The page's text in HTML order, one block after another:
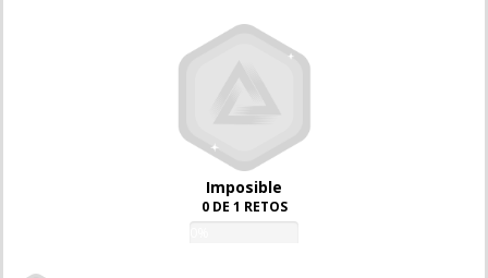
Imposible
0 DE 1 RETOS